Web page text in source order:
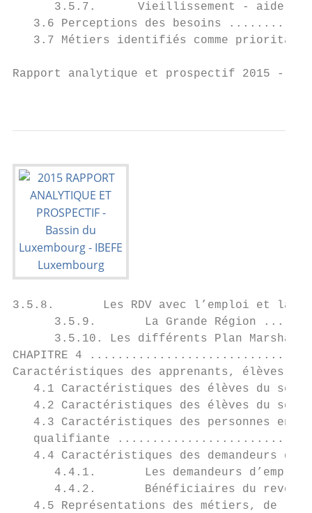
3.5.7.      Vieillissement - aide
3.6 Perceptions des besoins
3.7 Métiers identifiés comme
Rapport analytique et prospectif 2015 -
3.5.8.       Les RDV avec
3.5.9.       La Grande Région
3.5.10. Les différents Plan
CHAPITRE 4
Caractéristiques des apprenants, élèves
4.1 Caractéristiques des élèves du
4.2 Caractéristiques des élèves du
4.3 Caractéristiques des personnes en
qualifiante
4.4 Caractéristiques des demandeurs
4.4.1.       Les demandeurs
4.4.2.       Bénéficiaires du
4.5 Représentations des métiers, de